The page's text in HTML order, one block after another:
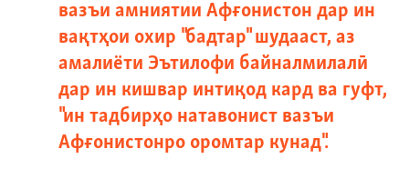
вазъи амниятии Афғонистон дар ин
вақтҳои охир "бадтар" шудааст, аз
амалиёти Эътилофи байналмилалӣ
дар ин кишвар интиқод кард ва гуфт,
"ин тадбирҳо натавонист вазъи
Афғонистонро оромтар кунад".